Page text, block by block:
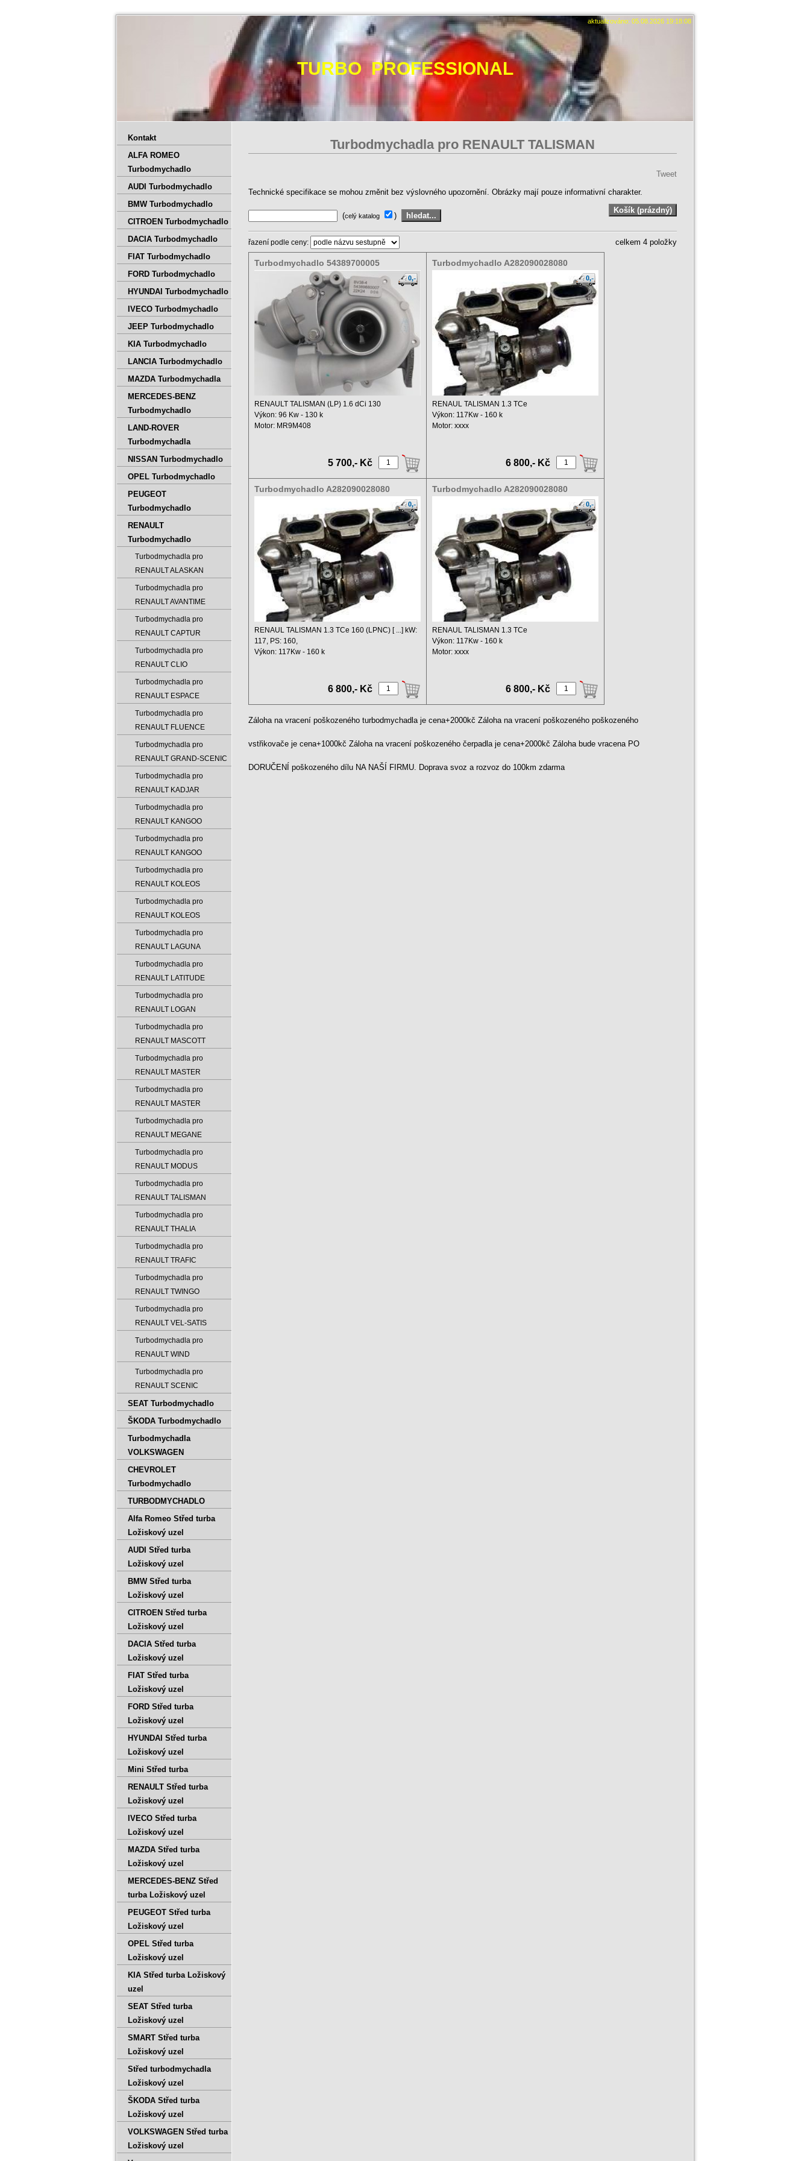
aktualizováno: 05.08.2026 19:18:08
TURBO PROFESSIONAL
Turbodmychadla pro RENAULT TALISMAN
Tweet
Technické specifikace se mohou změnit bez výslovného upozornění. Obrázky mají pouze informativní charakter.
(celý katalog )
řazení podle ceny: celkem 4 položky
Turbodmychadlo 54389700005
144111360R
RENAULT TALISMAN (LP) 1.6 dCi 130
Výkon: 96 Kw - 130 k
Motor: MR9M408
5 700,- Kč
Turbodmychadlo A282090028080
RENAUL TALISMAN 1.3 TCe
Výkon: 117Kw - 160 k
Motor: xxxx
6 800,- Kč
Turbodmychadlo A282090028080
RENAUL TALISMAN 1.3 TCe 160 (LPNC) [ ...] kW:
117, PS: 160,
Výkon: 117Kw - 160 k
6 800,- Kč
Turbodmychadlo A282090028080
RENAUL TALISMAN 1.3 TCe
Výkon: 117Kw - 160 k
Motor: xxxx
6 800,- Kč
Záloha na vracení poškozeného turbodmychadla je cena+2000kč Záloha na vracení poškozeného poškozeného
vstřikovače je cena+1000kč Záloha na vracení poškozeného čerpadla je cena+2000kč Záloha bude vracena PO
DORUČENÍ poškozeného dílu NA NAŠÍ FIRMU. Doprava svoz a rozvoz do 100km zdarma
Kontakt
ALFA ROMEO
Turbodmychadlo
AUDI Turbodmychadlo
BMW Turbodmychadlo
CITROEN Turbodmychadlo
DACIA Turbodmychadlo
FIAT Turbodmychadlo
FORD Turbodmychadlo
HYUNDAI Turbodmychadlo
IVECO Turbodmychadlo
JEEP Turbodmychadlo
KIA Turbodmychadlo
LANCIA Turbodmychadlo
MAZDA Turbodmychadla
MERCEDES-BENZ
Turbodmychadlo
LAND-ROVER
Turbodmychadla
NISSAN Turbodmychadlo
OPEL Turbodmychadlo
PEUGEOT
Turbodmychadlo
RENAULT
Turbodmychadlo
Turbodmychadla pro
RENAULT ALASKAN
Turbodmychadla pro
RENAULT AVANTIME
Turbodmychadla pro
RENAULT CAPTUR
Turbodmychadla pro
RENAULT CLIO
Turbodmychadla pro
RENAULT ESPACE
Turbodmychadla pro
RENAULT FLUENCE
Turbodmychadla pro
RENAULT GRAND-SCENIC
Turbodmychadla pro
RENAULT KADJAR
Turbodmychadla pro
RENAULT KANGOO
Turbodmychadla pro
RENAULT KANGOO
Turbodmychadla pro
RENAULT KOLEOS
Turbodmychadla pro
RENAULT KOLEOS
Turbodmychadla pro
RENAULT LAGUNA
Turbodmychadla pro
RENAULT LATITUDE
Turbodmychadla pro
RENAULT LOGAN
Turbodmychadla pro
RENAULT MASCOTT
Turbodmychadla pro
RENAULT MASTER
Turbodmychadla pro
RENAULT MASTER
Turbodmychadla pro
RENAULT MEGANE
Turbodmychadla pro
RENAULT MODUS
Turbodmychadla pro
RENAULT TALISMAN
Turbodmychadla pro
RENAULT THALIA
Turbodmychadla pro
RENAULT TRAFIC
Turbodmychadla pro
RENAULT TWINGO
Turbodmychadla pro
RENAULT VEL-SATIS
Turbodmychadla pro
RENAULT WIND
Turbodmychadla pro
RENAULT SCENIC
SEAT Turbodmychadlo
ŠKODA Turbodmychadlo
Turbodmychadla
VOLKSWAGEN
CHEVROLET
Turbodmychadlo
TURBODMYCHADLO
Alfa Romeo Střed turba
Ložiskový uzel
AUDI Střed turba
Ložiskový uzel
BMW Střed turba
Ložiskový uzel
CITROEN Střed turba
Ložiskový uzel
DACIA Střed turba
Ložiskový uzel
FIAT Střed turba
Ložiskový uzel
FORD Střed turba
Ložiskový uzel
HYUNDAI Střed turba
Ložiskový uzel
Mini Střed turba
RENAULT Střed turba
Ložiskový uzel
IVECO Střed turba
Ložiskový uzel
MAZDA Střed turba
Ložiskový uzel
MERCEDES-BENZ Střed
turba Ložiskový uzel
PEUGEOT Střed turba
Ložiskový uzel
OPEL Střed turba
Ložiskový uzel
KIA Střed turba Ložiskový
uzel
SEAT Střed turba
Ložiskový uzel
SMART Střed turba
Ložiskový uzel
Střed turbodmychadla
Ložiskový uzel
ŠKODA Střed turba
Ložiskový uzel
VOLKSWAGEN Střed turba
Ložiskový uzel